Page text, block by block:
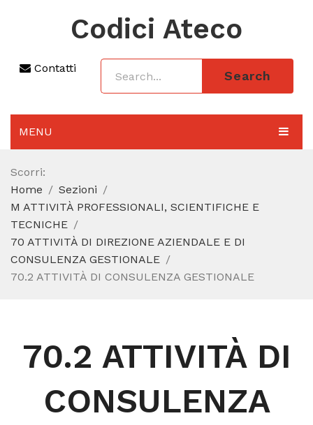
Codici Ateco
Contatti
Search
MENU
AGGIORNAMENTO 2025
SEZIONI
CODICE ATECO A COSA SERVE
CODICE FISCALE
Scorri:
Home
Sezioni
M ATTIVITÀ PROFESSIONALI, SCIENTIFICHE E
TECNICHE
70 ATTIVITÀ DI DIREZIONE AZIENDALE E DI
CONSULENZA GESTIONALE
70.2 ATTIVITÀ DI CONSULENZA GESTIONALE
70.2 ATTIVITÀ DI
CONSULENZA